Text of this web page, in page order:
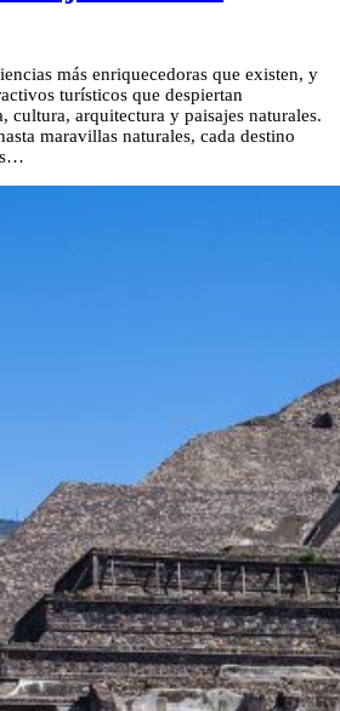
más enriquecedoras que existen, y
turísticos que despiertan
cultura, arquitectura y paisajes naturales.
maravillas naturales, cada destino